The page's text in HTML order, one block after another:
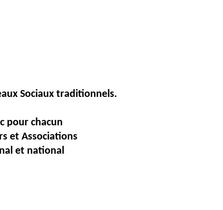
Sociaux traditionnels.
pour chacun
et Associations
et national